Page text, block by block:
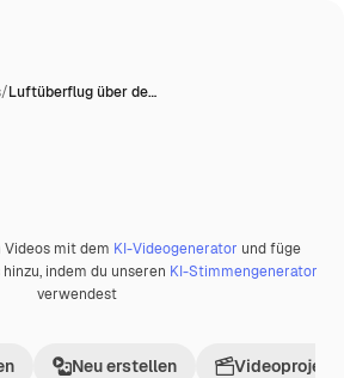
/Luftüberflug über de…
Videos mit dem KI-Videogenerator und füge
indem du unseren KI-Stimmengenerator
verwendest
Neu erstellen Videoprojekt